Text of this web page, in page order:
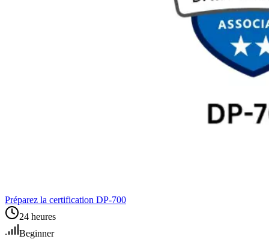
Préparez la certification DP‑700
24 heures
Beginner